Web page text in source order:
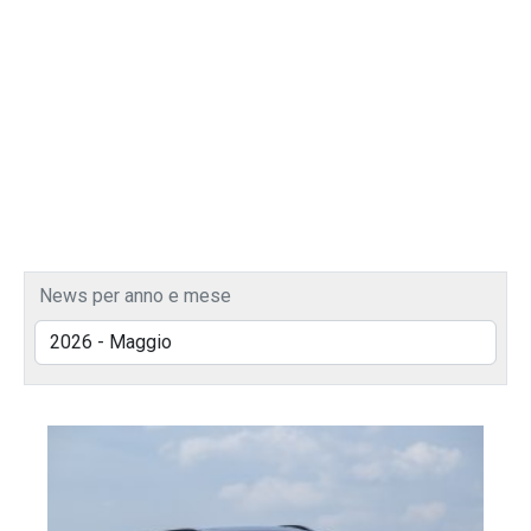
News per anno e mese